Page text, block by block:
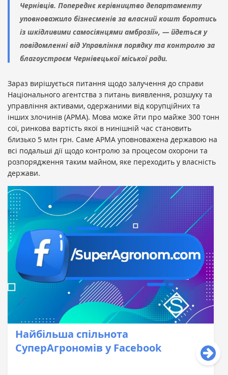
Чернівців. Попереднє керівництво департаменту
уповноважило бізнесменів за власний кошт боротись
із шкідливими самосіянцями амброзії», — йдеться у
повідомленні від Управління порядку та контролю за
благоустроєм Чернівецької міської ради.
Зараз вирішується питання щодо залучення до справи
Національного агентства з питань виявлення, розшуку та
управління активами, одержаними від корупційних та
інших злочинів (АРМА). Мова може йти про майже 300 тонн
сої, ринкова вартість якої в нинішній час становить
близько 5 млн грн. Саме АРМА уповноважена державою на
всі подальші дії щодо контролю за процесом охорони та
розпорядження таким майном, яке переходить у власність
держави.
Найбільша спільнота
СуперАгрономів у Facebook